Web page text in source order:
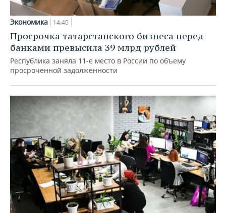
Экономика 14:40
Просрочка татарстанского бизнеса перед
банками превысила 39 млрд рублей
Республика заняла 11-е место в России по объему
просроченной задолженности